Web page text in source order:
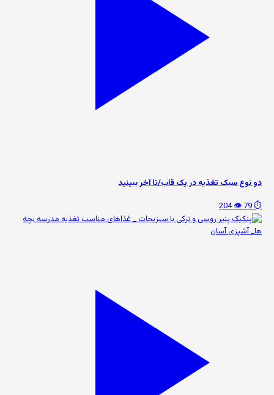
دو نوع سبک تغذیه در یک قاب/تا آخر ببینید
⏱️ 79
👁️ 204